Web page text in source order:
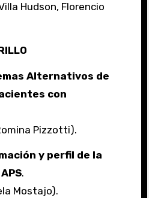
Hudson, Florencio
Alternativos de
con
Pizzotti).
y perfil de la
.
Mostajo).